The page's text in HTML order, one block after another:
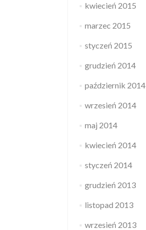
kwiecień 2015
marzec 2015
styczeń 2015
grudzień 2014
październik 2014
wrzesień 2014
maj 2014
kwiecień 2014
styczeń 2014
grudzień 2013
listopad 2013
wrzesień 2013